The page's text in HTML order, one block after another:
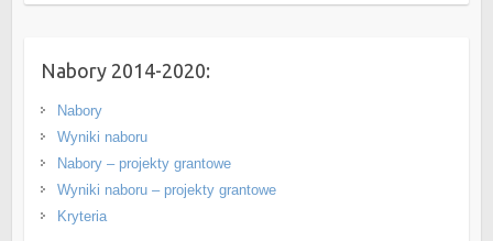
Nabory 2014-2020:
Nabory
Wyniki naboru
Nabory – projekty grantowe
Wyniki naboru – projekty grantowe
Kryteria